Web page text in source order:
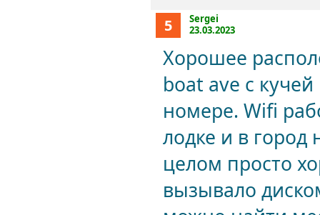
5
Sergei
23.03.2023
Хорошее
boat ave с
номере. Wifi
лодке и в город
целом просто
вызывало